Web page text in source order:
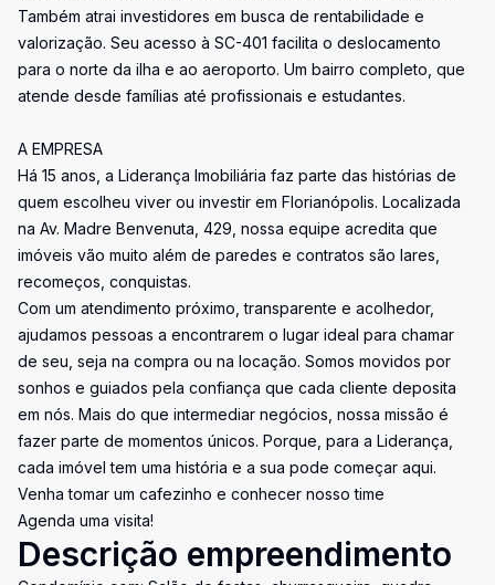
Também atrai investidores em busca de rentabilidade e
valorização. Seu acesso à SC-401 facilita o deslocamento
para o norte da ilha e ao aeroporto. Um bairro completo, que
atende desde famílias até profissionais e estudantes.
A EMPRESA
Há 15 anos, a Liderança Imobiliária faz parte das histórias de
quem escolheu viver ou investir em Florianópolis. Localizada
na Av. Madre Benvenuta, 429, nossa equipe acredita que
imóveis vão muito além de paredes e contratos são lares,
recomeços, conquistas.
Com um atendimento próximo, transparente e acolhedor,
ajudamos pessoas a encontrarem o lugar ideal para chamar
de seu, seja na compra ou na locação. Somos movidos por
sonhos e guiados pela confiança que cada cliente deposita
em nós. Mais do que intermediar negócios, nossa missão é
fazer parte de momentos únicos. Porque, para a Liderança,
cada imóvel tem uma história e a sua pode começar aqui.
Venha tomar um cafezinho e conhecer nosso time
Agenda uma visita!
Descrição empreendimento